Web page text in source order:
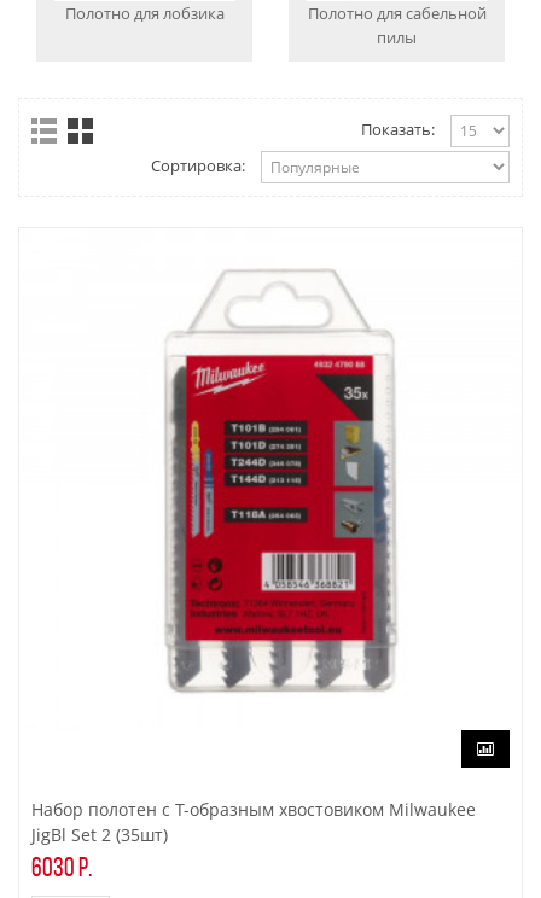
Полотно для лобзика
Полотно для сабельной
пилы
Показать:
Сортировка:
Набор полотен с T-образным хвостовиком Milwaukee
JigBl Set 2 (35шт)
6030 р.